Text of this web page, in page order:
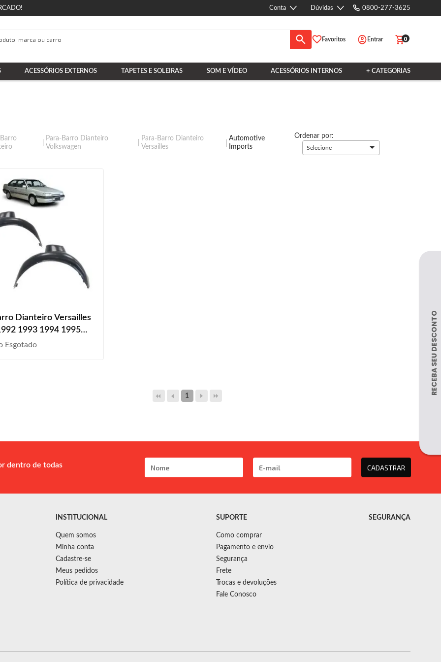
Conta Dúvidas 0800-277-3625
Favoritos Entrar 0
ACESSÓRIOS EXTERNOS TAPETES E SOLEIRAS SOM E VÍDEO ACESSÓRIOS INTERNOS + CATEGORIAS
Para-Barro Dianteiro
Volkswagen
Para-Barro Dianteiro
Versailles
Automotive
Imports
Ordenar por:
Selecione
Dianteiro Versailles
1993 1994 1995
1998
Esgotado
1
dentro de todas
CADASTRAR
INSTITUCIONAL
Quem somos
Minha conta
Cadastre-se
Meus pedidos
Política de privacidade
SUPORTE
Como comprar
Pagamento e envio
Segurança
Frete
Trocas e devoluções
Fale Conosco
SEGURANÇA